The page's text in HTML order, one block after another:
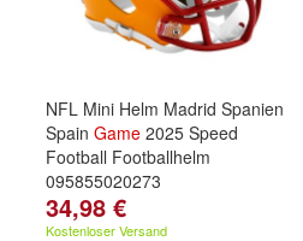
NFL Mini Helm Madrid Spanien
Spain Game 2025 Speed
Football Footballhelm
095855020273
34,98 €
Kostenloser Versand